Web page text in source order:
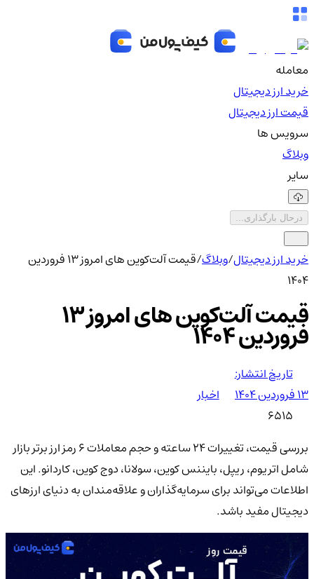
معامله
خرید ارز دیجیتال
قیمت ارز دیجیتال
سرویس ها
وبلاگ
سایر
درحال بارگذاری...
خرید ارز دیجیتال/وبلاگ/
قیمت آلت‌کوین های امروز ۱۳ فروردین
۱۴۰۴
قیمت آلت‌کوین های امروز ۱۳
فروردین ۱۴۰۴
تاریخ انتشار:
۱۳ فروردین ۱۴۰۴
اخبار
6515
بررسی قیمت، تغییرات 24 ساعته و حجم معاملات 6 رمز ارز برتر بازار
شامل اتریوم، ریپل، بایننس کوین، سولانا، دوج‌ کوین، کاردانو. این
اطلاعات می‌تواند برای سرمایه‌گذاران و علاقه‌مندان به دنیای ارزهای
دیجیتال مفید باشد.